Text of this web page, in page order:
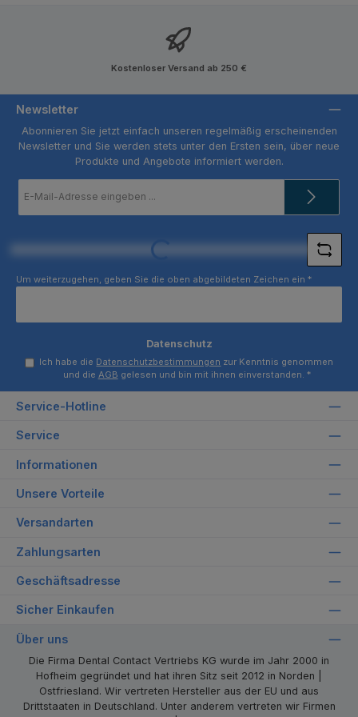
Kostenloser Versand ab 250 €
Newsletter
Abonnieren Sie jetzt einfach unseren regelmäßig erscheinenden
Newsletter und Sie werden stets unter den Ersten sein, über neue
Produkte und Angebote informiert werden.
Mail-
Loading...
Um weiterzugehen, geben Sie die oben abgebildeten Zeichen ein *
Datenschutz
Ich habe die Datenschutzbestimmungen zur Kenntnis genommen
und die AGB gelesen und bin mit ihnen einverstanden. *
Service-Hotline
Service
Informationen
Unsere Vorteile
Versandarten
Zahlungsarten
Geschäftsadresse
Sicher Einkaufen
Über uns
Die Firma Dental Contact Vertriebs KG wurde im Jahr 2000 in
Hofheim gegründet und hat ihren Sitz seit 2012 in Norden |
Ostfriesland. Wir vertreten Hersteller aus der EU und aus
Drittstaaten in Deutschland. Unter anderem vertreten wir Firmen